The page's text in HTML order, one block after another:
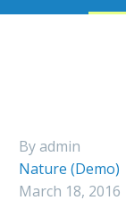
By admin
Nature (Demo)
March 18, 2016